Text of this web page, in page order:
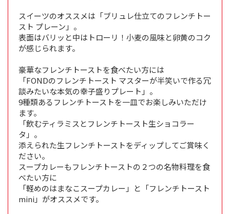
スイーツのオススメは「ブリュレ仕立てのフレンチトー
スト プレーン」。
表面はバリッと中はトローリ！小麦の風味と卵黄のコク
が感じられます。
豪華なフレンチトーストを食べたい方には
「FONDのフレンチトースト マスターが半笑いで作る冗
談みたいな本気の幸子盛りプレート」。
9種類あるフレンチトーストを一皿でお楽しみいただけ
ます。
「飲むティラミスとフレンチトースト生ショコラー
タ」。
添えられた生フレンチトーストをディップしてご賞味く
ださい。
スープカレーもフレンチトーストの２つの名物料理を食
べたい方に
「軽めのはまなこスープカレー」と「フレンチトースト
mini」がオススメです。